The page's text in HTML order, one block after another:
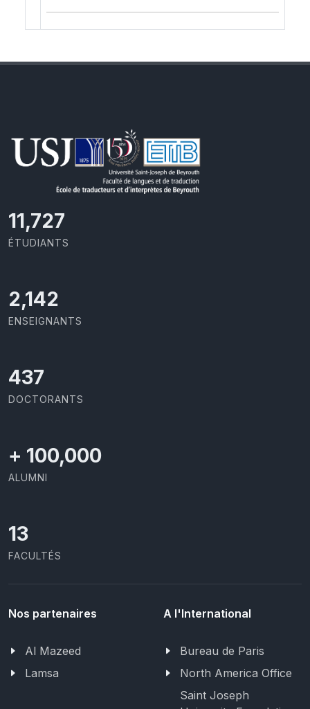
11,727
ÉTUDIANTS
2,142
ENSEIGNANTS
437
DOCTORANTS
+ 100,000
ALUMNI
13
FACULTÉS
Nos partenaires
Al Mazeed
Lamsa
A l'International
Bureau de Paris
North America Office
Saint Joseph